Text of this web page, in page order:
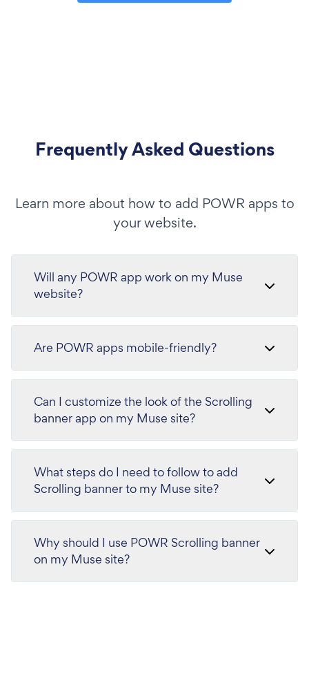
Frequently Asked Questions
Learn more about how to add POWR apps to
your website.
Will any POWR app work on my Muse
website?
Are POWR apps mobile-friendly?
Can I customize the look of the Scrolling
banner app on my Muse site?
What steps do I need to follow to add
Scrolling banner to my Muse site?
Why should I use POWR Scrolling banner
on my Muse site?